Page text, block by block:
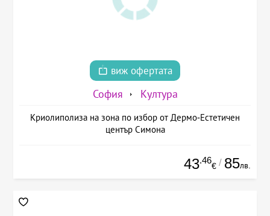
виж офертата
София Култура
Криолиполиза на зона по избор от Дермо-Естетичен
център Симона
43.46
€ / 85лв.